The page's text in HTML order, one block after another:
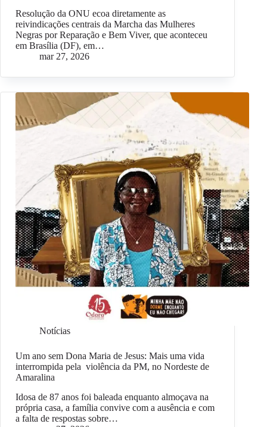
Resolução da ONU ecoa diretamente as
reivindicações centrais da Marcha das Mulheres
Negras por Reparação e Bem Viver, que aconteceu
em Brasília (DF), em…
mar 27, 2026
Notícias
Um ano sem Dona Maria de Jesus: Mais uma vida
interrompida pela violência da PM, no Nordeste de
Amaralina
Idosa de 87 anos foi baleada enquanto almoçava na
própria casa, a família convive com a ausência e com
a falta de respostas sobre…